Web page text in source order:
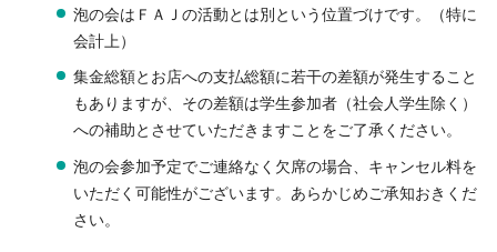
泡の会はＦＡＪの活動とは別という位置づけです。（特に
会計上）
集金総額とお店への支払総額に若干の差額が発生すること
もありますが、その差額は学生参加者（社会人学生除く）
への補助とさせていただきますことをご了承ください。
泡の会参加予定でご連絡なく欠席の場合、キャンセル料を
いただく可能性がございます。あらかじめご承知おきくだ
さい。